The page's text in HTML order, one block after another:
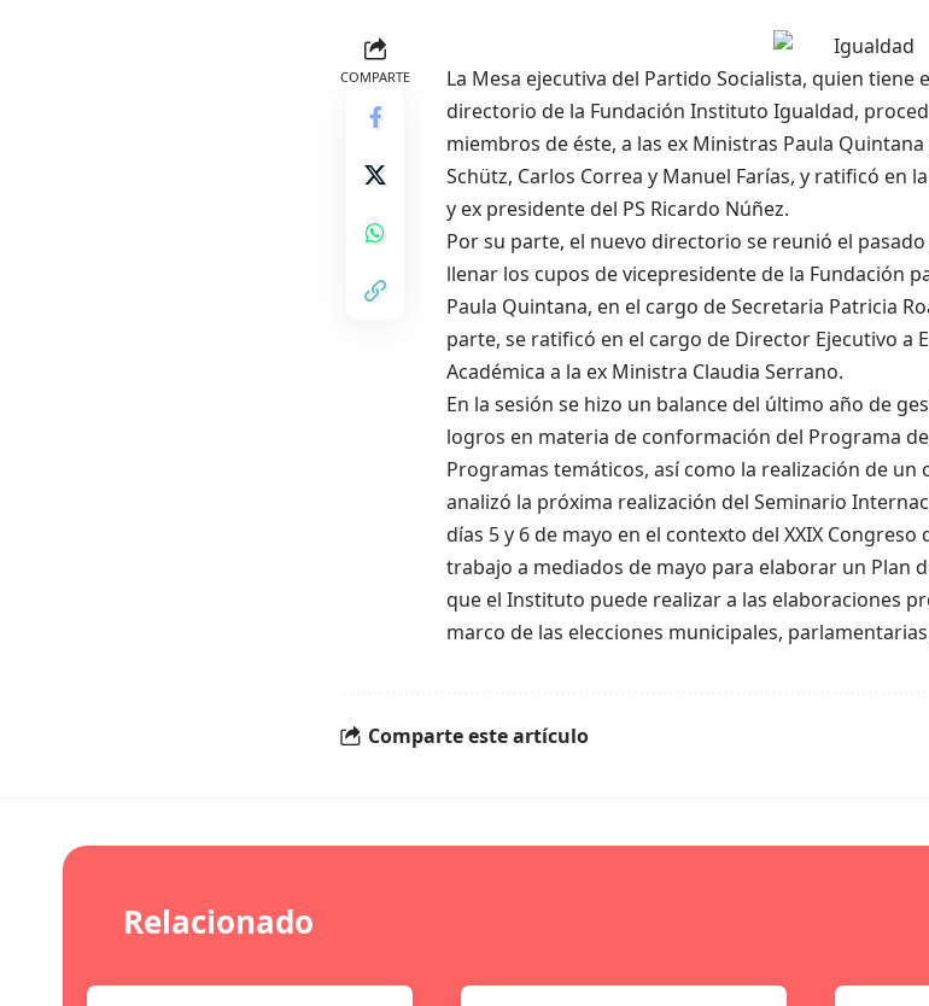
COMPARTE
La Mesa ejecutiva del Partido Socialista, quien
directorio de la Fundación Instituto Igualdad,
miembros de éste, a las ex Ministras Paula
Schütz, Carlos Correa y Manuel Farías, y ratificó en
y ex presidente del PS Ricardo Núñez.
Por su parte, el nuevo directorio se reunió el
llenar los cupos de vicepresidente de la Fundación
Paula Quintana, en el cargo de Secretaria Patricia
parte, se ratificó en el cargo de Director Ejecutivo a
Académica a la ex Ministra Claudia Serrano.
En la sesión se hizo un balance del último año de
logros en materia de conformación del Programa
Programas temáticos, así como la realización de un
analizó la próxima realización del Seminario
días 5 y 6 de mayo en el contexto del XXIX
trabajo a mediados de mayo para elaborar un Plan
que el Instituto puede realizar a las elaboraciones
marco de las elecciones municipales,
Comparte este artículo
Relacionado